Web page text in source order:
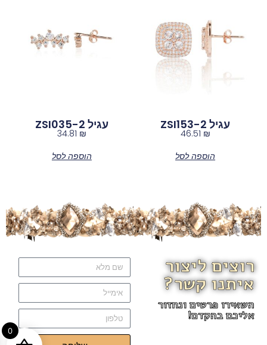
עגיל ZSI153-2
46.51 ₪
הוספה לסל
עגיל ZSI035-2
34.81 ₪
הוספה לסל
רוצים ליצור
איתנו קשר?
השאירו פרטים ונחזור
אליכם בהקדם!
0